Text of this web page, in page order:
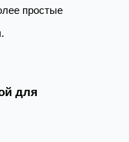
простые
для